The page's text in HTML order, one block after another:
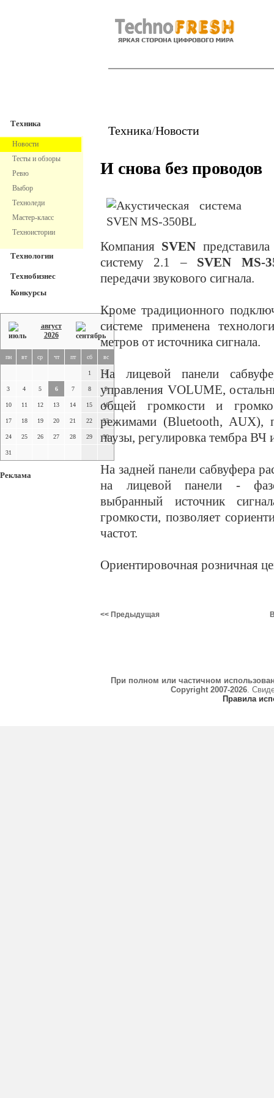
Техника
Новости
Тесты и обзоры
Ревю
Выбор
Техноледи
Мастер-класс
Техноистории
Технологии
Технобизнес
Конкурсы
август
2026
пн вт ср чт пт сб вс
1 2
3 4 5 6 7 8 9
10 11 12 13 14 15 16
17 18 19 20 21 22 23
24 25 26 27 28 29 30
31
Реклама
Техника/Новости
И снова без проводов
Компания SVEN
систему 2.1 – SVEN MS-
передачи звукового сигнала.
Кроме традиционного
системе применена
метров от источника сигнала.
На лицевой панели
управления VOLUME,
общей громкости и
режимами (Bluetooth, AUX),
паузы, регулировка тембра ВЧ
На задней панели сабвуфера
на лицевой панели -
выбранный источник
громкости, позволяет
частот.
Ориентировочная розничная
<< Предыдущая
При полном или частичном
Copyright 2007-2026.
Правила